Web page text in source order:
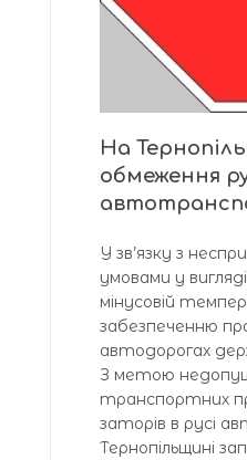
На
обмеження
У зв’язку з
умовами у
мінусовій
забезпеченню
автодорогах
З метою
транспортних
заторів в русі
Тернопільщині